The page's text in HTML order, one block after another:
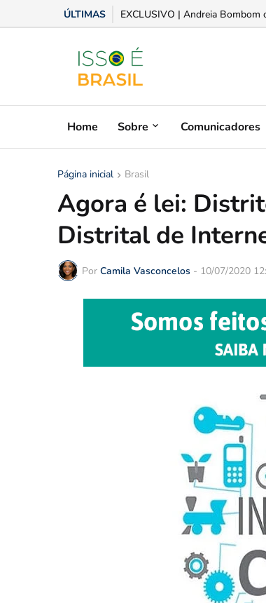
ÚLTIMAS Aplicativo moderniza operações
Home Sobre Comunicadores
Página inicial Brasil
Agora é lei:
Distrital de
Por Camila Vasconcelos - 10/07/2020